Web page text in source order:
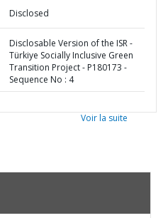
Disclosed
Disclosable Version of the ISR -
Türkiye Socially Inclusive Green
Transition Project - P180173 -
Sequence No : 4
Voir la suite